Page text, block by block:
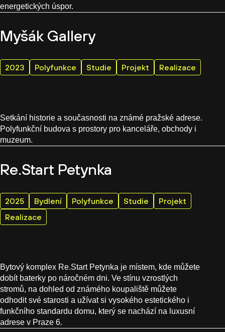
energetických úspor.
Myšák Gallery
2023 Polyfunkce Studie Projekt Realizace
Setkání historie a současnosti na známé pražské adrese.
Polyfunkční budova s prostory pro kanceláře, obchody i
muzeum.
Re.Start Petynka
2025 Bydlení Polyfunkce Studie
Projekt
Realizace
Bytový komplex Re.Start Petynka je místem, kde můžete
dobít baterky po náročném dni. Ve stínu vzrostlých
stromů, na dohled od známého koupaliště můžete
odhodit své starosti a užívat si vysokého estetického i
funkčního standardu domu, který se nachází na luxusní
adrese v Praze 6.